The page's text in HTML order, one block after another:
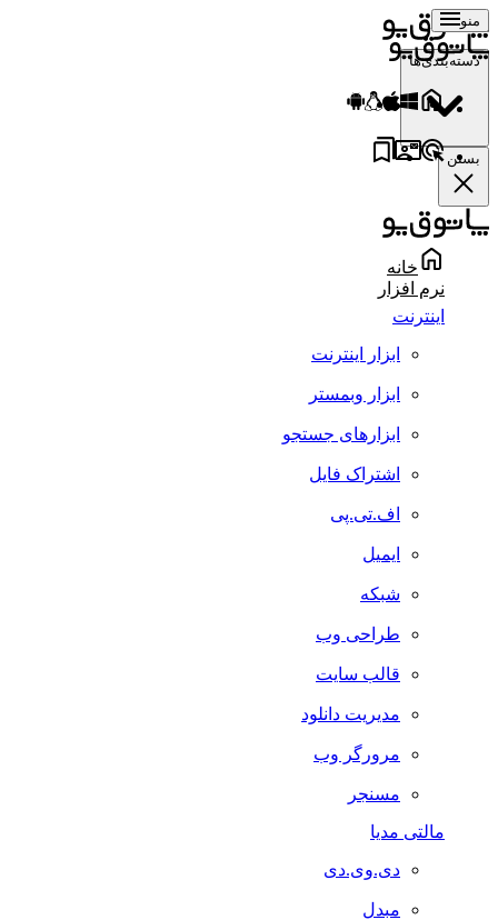
منو
دسته‌بندی‌ها
بستن
خانه
نرم افزار
اینترنت
ابزار اینترنت
ابزار وبمستر
ابزارهای جستجو
اشتراک فایل
اف.تی.پی
ایمیل
شبکه
طراحی وب
قالب سایت
مدیریت دانلود
مرورگر وب
مسنجر
مالتی مدیا
دی.وی.دی
مبدل